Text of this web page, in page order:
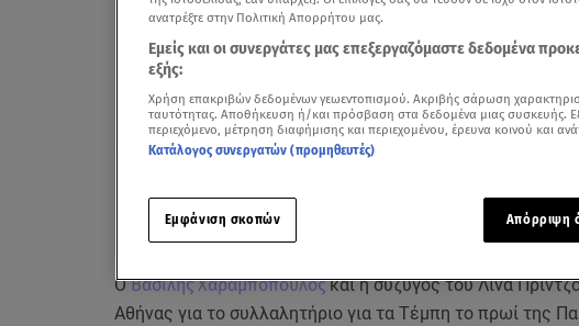
Add star.gr on Google
ΟΒασίλης Χαραμπόπουλοςκαι η σύζυγός του Λίνα
Αθήνας για το συλλαλητήριο για τα Τέμπη το πρωί της
ανατρέξτε στην Πολιτική Απορρήτου μας.
Εμείς και οι συνεργάτες μας επεξεργαζόμαστε δεδομένα
εξής:
Χρήση επακριβών δεδομένων γεωεντοπισμού. Ακριβής σάρωση
ταυτότητας. Αποθήκευση ή/και πρόσβαση στα δεδομένα μιας συσκευής.
περιεχόμενο, μέτρηση διαφήμισης και περιεχομένου, έρευνα κοινού και
Κατάλογος συνεργατών (προμηθευτές)
Εμφάνιση σκοπών Απόρριψη